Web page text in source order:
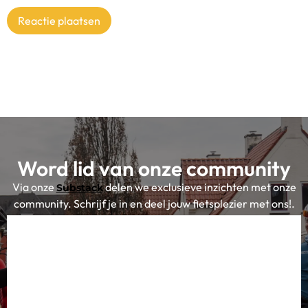
Word lid van onze community
Via onze Substackdelen we exclusieve inzichten met onze
community. Schrijf je in en deel jouw fietsplezier met ons!.